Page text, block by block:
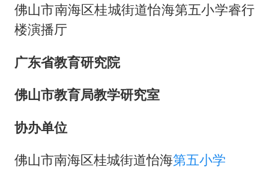
佛山市南海区桂城街道怡海第五小学睿行
楼演播厅
广东省教育研究院
佛山市教育局教学研究室
协办单位
佛山市南海区桂城街道怡海第五小学